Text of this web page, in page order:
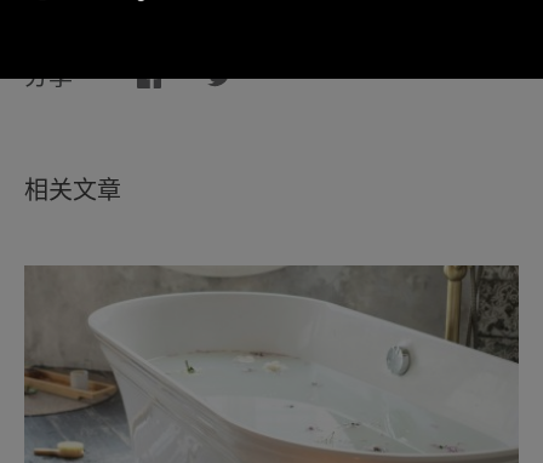
分享
相关文章